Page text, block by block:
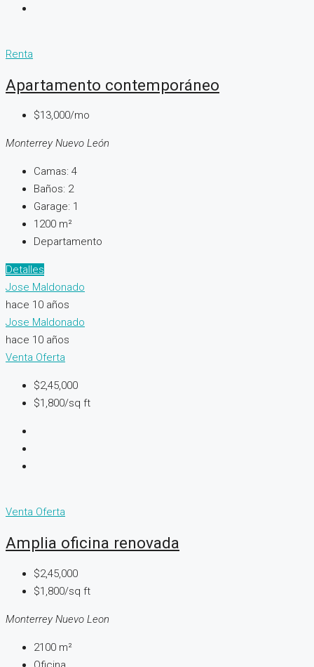
Renta
Apartamento contemporáneo
$13,000/mo
Monterrey Nuevo León
Camas: 4
Baños: 2
Garage: 1
1200 m²
Departamento
Detalles
Jose Maldonado
hace 10 años
Jose Maldonado
hace 10 años
Venta Oferta
$2,45,000
$1,800/sq ft
Venta Oferta
Amplia oficina renovada
$2,45,000
$1,800/sq ft
Monterrey Nuevo Leon
2100 m²